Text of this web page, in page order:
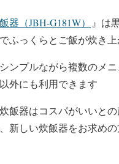
器（JBH-G181W）
』は
ふっくらとご飯が炊き
ンプルながら複数のメ
外にも利用できます
飯器はコスパがいいと
新しい炊飯器をお求め